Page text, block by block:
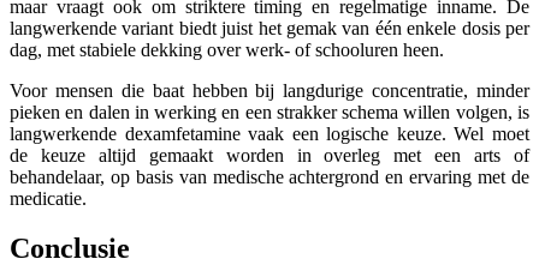
maar vraagt ook om striktere timing en regelmatige inname. De
langwerkende variant biedt juist het gemak van één enkele dosis per
dag, met stabiele dekking over werk- of schooluren heen.
Voor mensen die baat hebben bij langdurige concentratie, minder
pieken en dalen in werking en een strakker schema willen volgen, is
langwerkende dexamfetamine vaak een logische keuze. Wel moet
de keuze altijd gemaakt worden in overleg met een arts of
behandelaar, op basis van medische achtergrond en ervaring met de
medicatie.
Conclusie